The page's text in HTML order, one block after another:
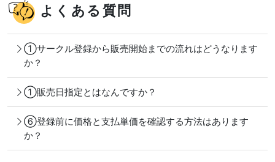
よくある質問
①サークル登録から販売開始までの流れはどうなります
か？
①販売日指定とはなんですか？
⑥登録前に価格と支払単価を確認する方法はあります
か？